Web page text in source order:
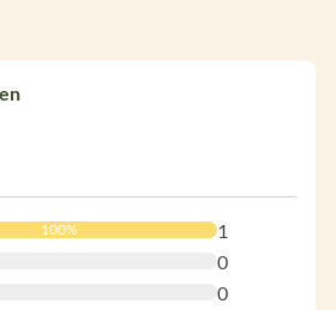
100% 1
0
0